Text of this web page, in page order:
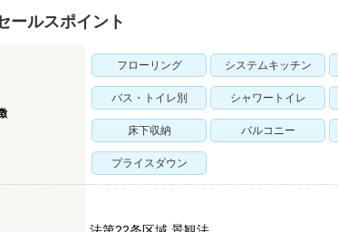
ールスポイント
フローリング システムキッチン
バス・トイレ別 シャワートイレ
床下収納 バルコニー
プライスダウン